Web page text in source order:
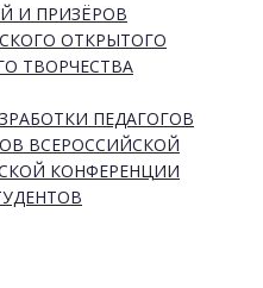
И ПРИЗЁРОВ
ОТКРЫТОГО
ТВОРЧЕСТВА
ПЕДАГОГОВ
ВСЕРОССИЙСКОЙ
КОНФЕРЕНЦИИ